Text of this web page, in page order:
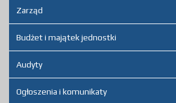
Zarząd
Budżet i majątek jednostki
Audyty
Ogłoszenia i komunikaty